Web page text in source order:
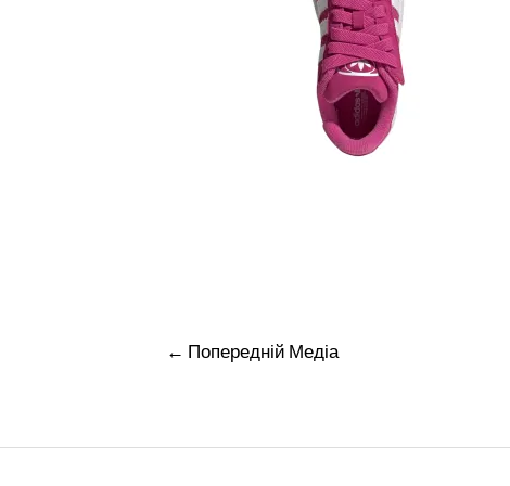
Навігація
← Попередній Медіа